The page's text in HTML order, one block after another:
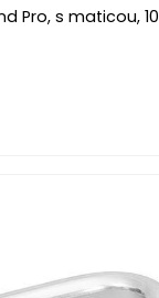
Pro, s maticou, 10